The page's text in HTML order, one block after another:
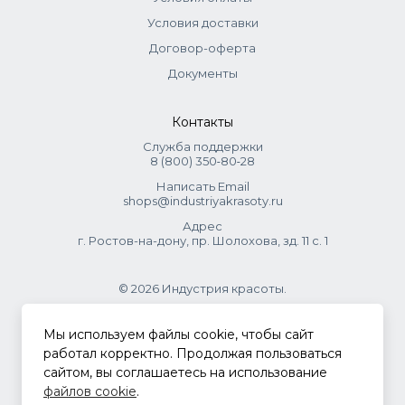
В европейских системах окрашивания оттенки 6–8 (в
Поэтому на упаковке может быть написано «блонд»,
русый, русый или светло-русый цвет. Это не ошибка, а
просто разница в системах обозначений. Приоритетной
информацией всегда считается номер красителя.
Условия доставки
Договор-оферта
Документы
Контакты
Служба поддержки
8 (800) 350‑80‑28
Написать Email
shops@industriyakrasoty.ru
Адрес
г. Ростов-на-дону, пр. Шолохова, зд. 11 с. 1
© 2026 Индустрия красоты.
.
Политика конфиденциальности
Мы используем файлы cookie, чтобы сайт
работал корректно. Продолжая пользоваться
сайтом, вы соглашаетесь на использование
файлов cookie.